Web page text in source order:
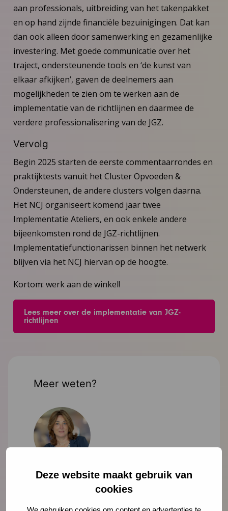
Deze website maakt gebruik van
cookies
aan professionals, uitbreiding van het takenpakket
en op hand zijnde financiële bezuinigingen. Dat kan
dan ook alleen door samenwerking en gezamenlijke
investering. Met goede communicatie over het
traject, ondersteunende tools en ‘de kunst van
elkaar afkijken’, gaven de deelnemers aan
mogelijkheden te zien om te werken aan de
implementatie van de richtlijnen en daarmee de
verdere professionalisering van de JGZ.
Vervolg
Begin 2025 starten de eerste commentaarrondes en
praktijktests vanuit het Cluster Opvoeden &
Ondersteunen, de andere clusters volgen daarna.
Het NCJ organiseert komend jaar twee
Implementatie Ateliers, en ook enkele andere
bijeenkomsten rond de JGZ-richtlijnen.
Implementatiefunctionarissen binnen het netwerk
blijven via het NCJ hiervan op de hoogte.
Kortom: werk aan de winkel!
Lees meer over de implementatie van JGZ-
richtlijnen
Meer weten?
Sigrid Hendriks